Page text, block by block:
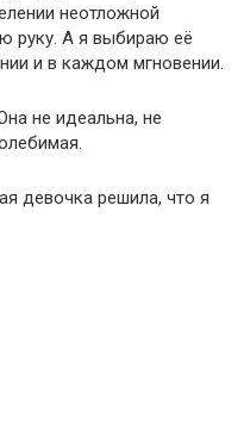
неотложной
руку. А я выбираю её
и в каждом мгновении.
не идеальна, не
девочка решила, что я